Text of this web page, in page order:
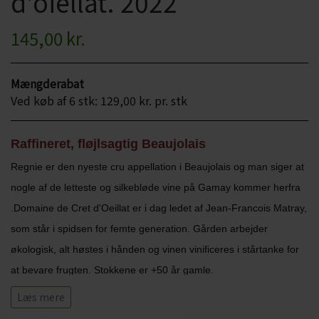
CHARDONNAY
REFOSCO
RIESLING
SCHIOPPETINO
TONICS OG VAND
JUL OG GLØGG
PÅSKE
145,00 kr.
Mængderabat
Ved køb af 6 stk: 129,00 kr. pr. stk
Raffineret, fløjlsagtig Beaujolais
Regnie er den nyeste cru appellation i Beaujolais og man siger at
nogle af de letteste og silkebløde vine på Gamay kommer herfra
.Domaine de Cret d'Oeillat er i dag ledet af Jean-Francois Matray,
som står i spidsen for femte generation. Gården arbejder
økologisk, alt høstes i hånden og vinen vinificeres i stårtanke for
at bevare frugten. Stokkene er +50 år gamle.
Duft- og smagsnoter:
Læs mere